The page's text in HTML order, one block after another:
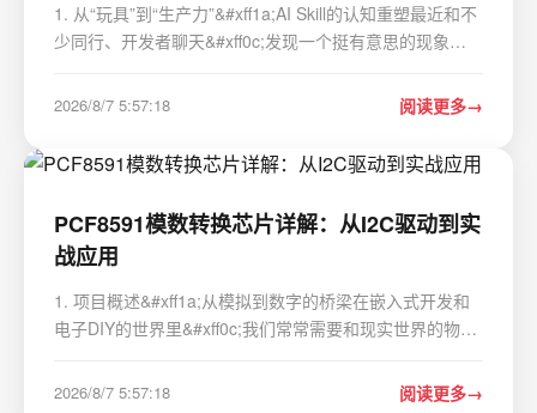
1. 从“玩具”到“生产力”&#xff1a;AI Skill的认知重塑最近和不
少同行、开发者聊天&#xff0c;发现一个挺有意思的现象
&#xff0c;比如GPT-4、Claude 3、国产的各种大模型
2026/8/7 5:57:18 阅读更多
PCF8591模数转换芯片详解：从I2C驱动到实
战应用
1. 项目概述&#xff1a;从模拟到数字的桥梁在嵌入式开发和
电子DIY的世界里&#xff0c;我们常常需要和现实世界的物理
理量在自然界中是以连续变化的模拟信号形式存在的
2026/8/7 5:57:18 阅读更多